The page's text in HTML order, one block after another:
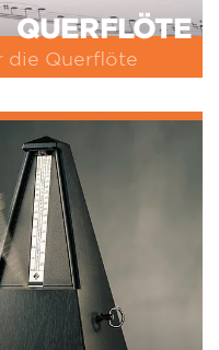
QUERFLÖTE
die Querflöte